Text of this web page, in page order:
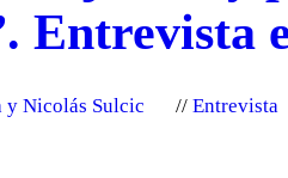
Entrevista
Nicolás Sulcic Entrevista